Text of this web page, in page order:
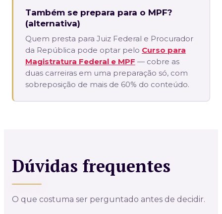
Também se prepara para o MPF?
(alternativa)
Quem presta para Juiz Federal e Procurador
da República pode optar pelo Curso para
Magistratura Federal e MPF — cobre as
duas carreiras em uma preparação só, com
sobreposição de mais de 60% do conteúdo.
Dúvidas frequentes
O que costuma ser perguntado antes de decidir.